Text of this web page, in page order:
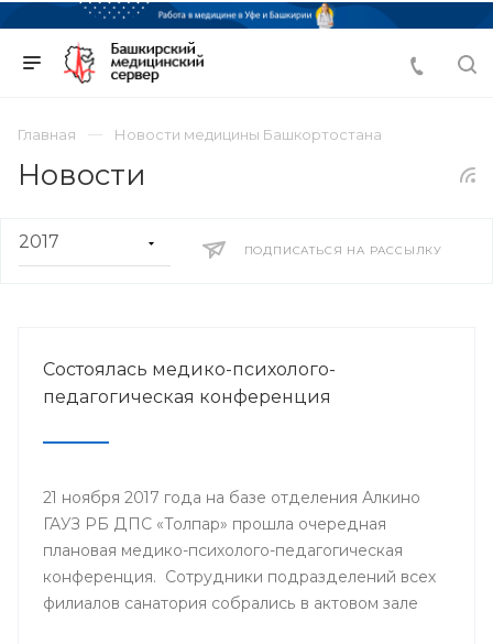
Главная Новости медицины Башкортостана
Новости
ПОДПИСАТЬСЯ НА РАССЫЛКУ
Состоялась медико-психолого-
педагогическая конференция
21 ноября 2017 года на базе отделения Алкино
ГАУЗ РБ ДПС «Толпар» прошла очередная
плановая медико-психолого-педагогическая
конференция. Сотрудники подразделений всех
филиалов санатория собрались в актовом зале